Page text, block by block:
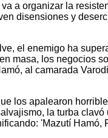
a organizar la
disensiones y
el enemigo ha
masa, los negocios
al camarada
los apalearon
la turba
'Mazutí Hamó,